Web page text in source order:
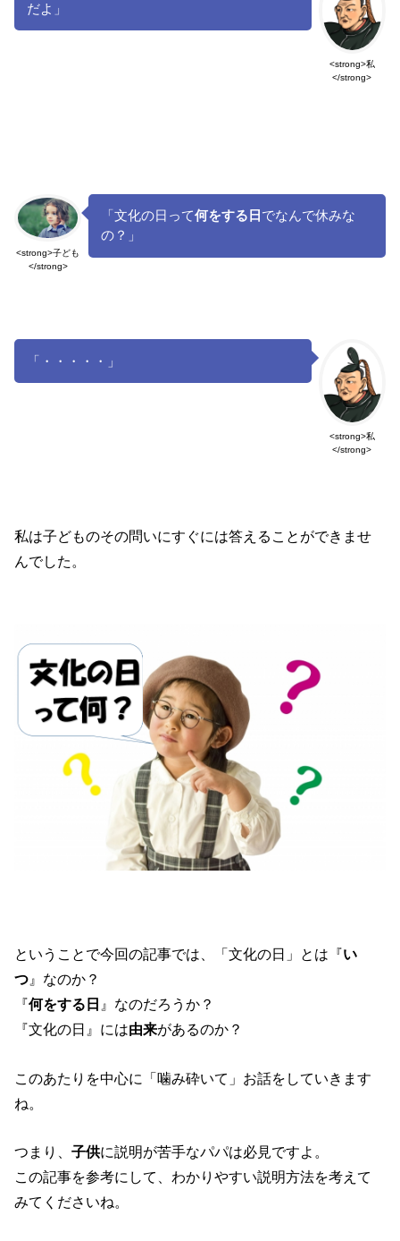
<strong>私
</strong>
だよ」
<strong>子ども
</strong>
「文化の日って何をする日 でなんで休みな
の？」
<strong>私
</strong>
「・・・・・」
私は子どものその問いにすぐには答えることができませ
んでした。
ということで今回の記事では、「文化の日」とは『い
つ 』なのか？
『何をする日 』なのだろうか？
『文化の日』には由来があるのか？
このあたりを中心に「噛み砕いて」お話をしていきます
ね。
つまり、子供に説明が苦手なパパは必見ですよ。
この記事を参考にして、わかりやすい説明方法を考えて
みてくださいね。